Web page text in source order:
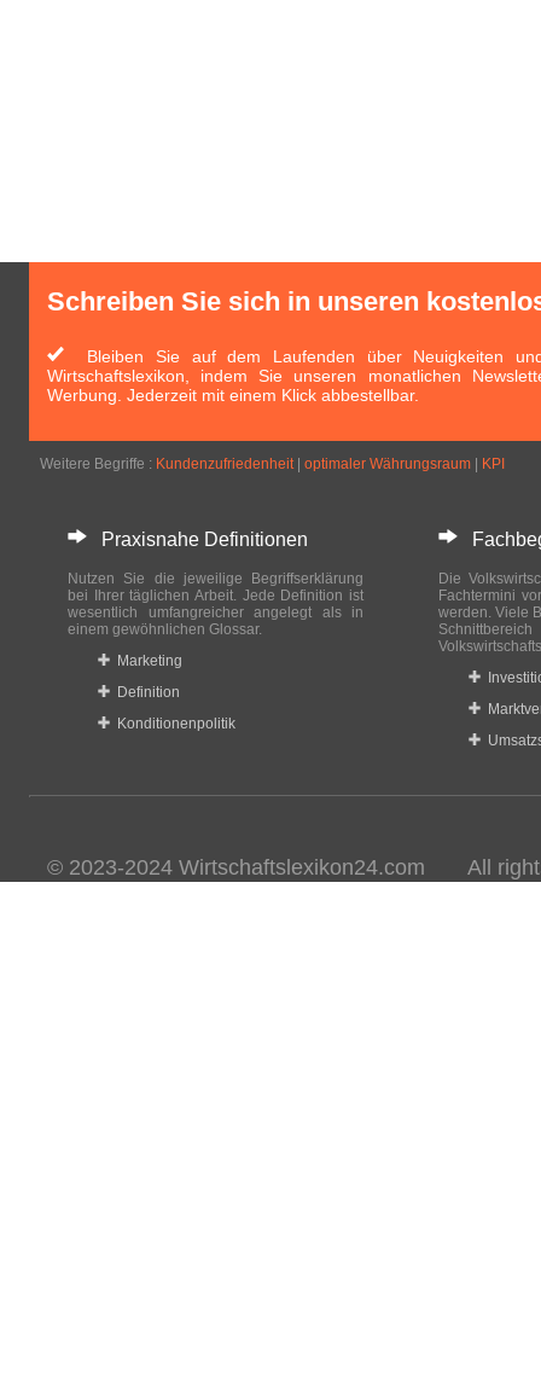
Schreiben Sie sich in unseren
Bleiben Sie auf dem Laufenden über Neuigkeiten
Wirtschaftslexikon, indem Sie unseren monatlichen
Werbung. Jederzeit mit einem Klick abbestellbar.
Weitere Begriffe : Kundenzufriedenheit| optimaler Währungsraum KPI
Praxisnahe Definitionen
Nutzen Sie die jeweilige Begriffserklärung
bei Ihrer täglichen Arbeit. Jede Definition ist
wesentlich umfangreicher angelegt als in
einem gewöhnlichen Glossar.
Marketing
Definition
Konditionenpolitik
Die
Fachtermini
werden. Viele
© 2023-2024 Wirtschaftslexikon24.com All